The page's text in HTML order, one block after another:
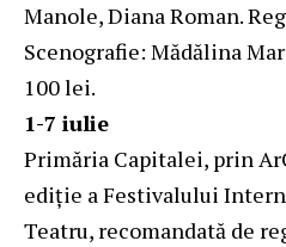
Manole, Diana Roman.
Scenografie: Mădălina
100 lei.
1-7 iulie
Primăria Capitalei, prin
ediție a Festivalului
Teatru, recomandată de